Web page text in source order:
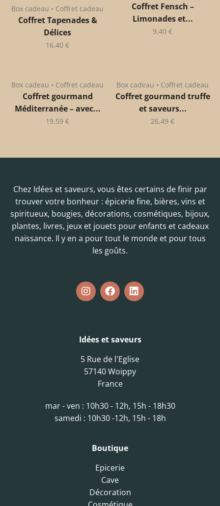
Box cadeau • Coffret cadeau
Coffret Tapenades &
Délices
16,40 €
Coffret Fensch –
Limonades et...
9,40 €
Box cadeau • Coffret cadeau
Coffret gourmand
Méditerranée – avec...
19,59 €
Box cadeau • Coffret cadeau
Coffret gourmand truffe
et saveurs...
26,49 €
Chez Idées et saveurs, vous êtes certains de finir par
trouver votre bonheur : épicerie fine, bières, vins et
spiritueux, bougies, décorations, cosmétiques, bijoux,
plantes, livres, jeux et jouets pour enfants et cadeaux
naissance. Il y en a pour tout le monde et pour tous
les goûts.
Idées et saveurs
5 Rue de l'Eglise
57140 Woippy
France
mar - ven : 10h30 - 12h, 15h - 18h30
samedi : 10h30 -12h, 15h - 18h
Boutique
Epicerie
Cave
Décoration